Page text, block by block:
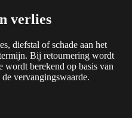
verlies
diefstal of schade aan het
Bij retournering wordt
wordt berekend op basis van
vervangingswaarde.